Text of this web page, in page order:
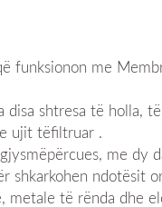
funksionon me
shtresa të holla,
ujit tëfiltruar .
me dy
shkarkohen ndotësit
metale të rënda dhe